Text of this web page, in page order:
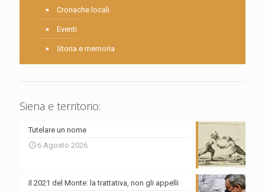
Cronache locali
Eventi
Storia e memoria
Siena e territorio:
Tutelare un nome
6 Agosto 2026
Il 2021 del Monte: la trattativa, non gli appelli